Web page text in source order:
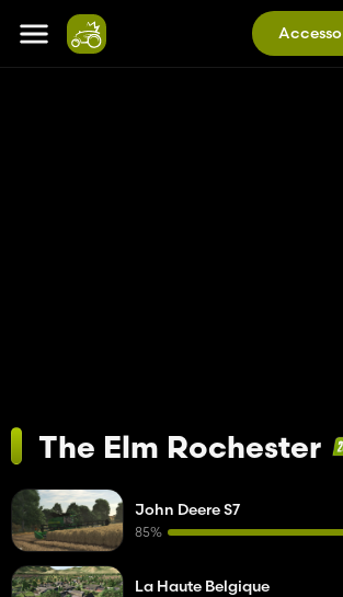
Accesso
The Elm Rochester
John Deere S7
85%
La Haute Belgique